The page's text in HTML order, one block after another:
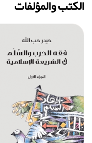
الكتب والمؤلفات